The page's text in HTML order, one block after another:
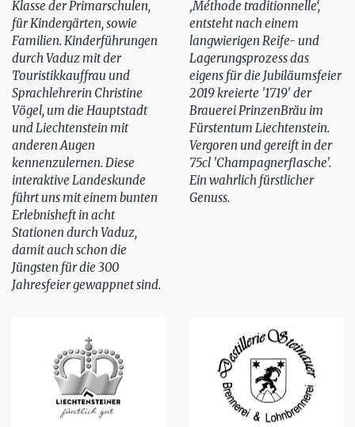
Klasse der Primarschulen,
für Kindergärten, sowie
Familien. Kinderführungen
durch Vaduz mit der
Touristikkauffrau und
Sprachlehrerin Christine
Vögel, um die Hauptstadt
und Liechtenstein mit
anderen Augen
kennenzulernen. Diese
interaktive Landeskunde
führt uns mit einem bunten
Erlebnisheft in acht
Stationen durch Vaduz,
damit auch schon die
Jüngsten für die 300
Jahresfeier gewappnet sind.
‚Méthode traditionnelle‘,
entsteht nach einem
langwierigen Reife- und
Lagerungsprozess das
eigens für die Jubiläumsfeier
2019 kreierte '1719' der
Brauerei PrinzenBräu im
Fürstentum Liechtenstein.
Vergoren und gereift in der
75cl 'Champagnerflasche'.
Ein wahrlich fürstlicher
Genuss.